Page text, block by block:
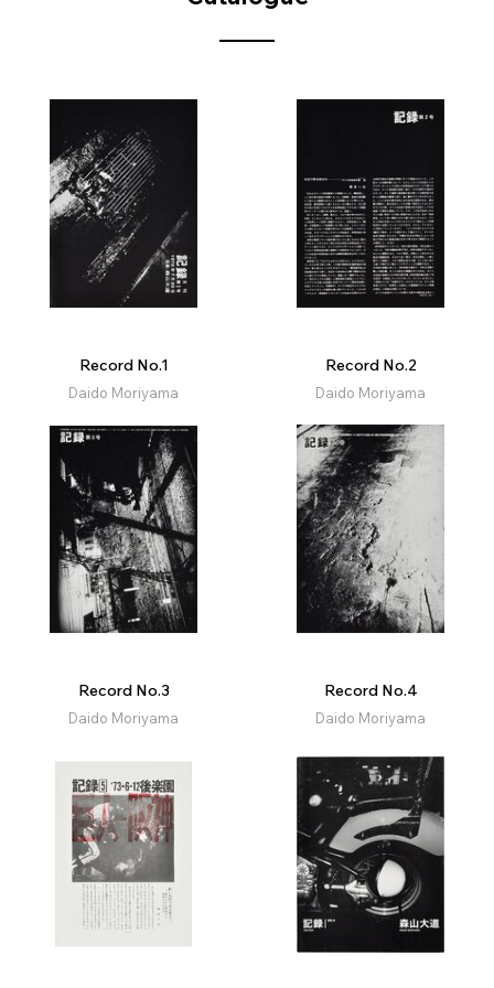
Record No.1
Daido Moriyama
Record No.2
Daido Moriyama
Record No.3
Daido Moriyama
Record No.4
Daido Moriyama